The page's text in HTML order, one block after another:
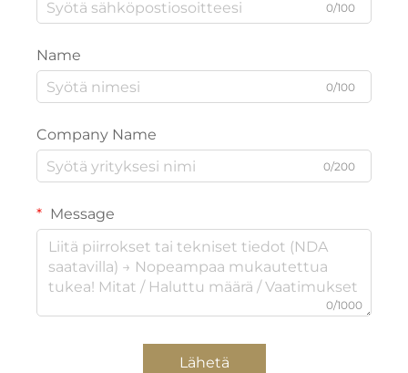
0/100
Name
0/100
Company Name
0/200
Message
0/1000
Lähetä